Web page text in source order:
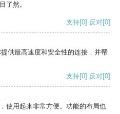
了然。
支持[0] 反对[0]
供最高速度和安全性的连接，并帮
支持[0] 反对[0]
使用起来非常方便。功能的布局也